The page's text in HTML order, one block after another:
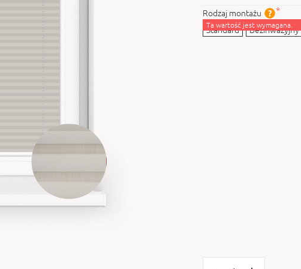
Rodzaj montażu
Standard
Bezinwazyjny
Ta wartość jest wymagana.